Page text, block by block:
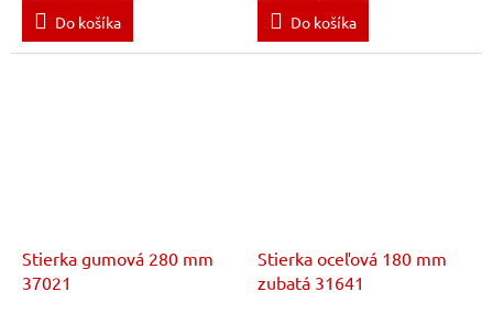
Do košíka
Do košíka
Stierka gumová 280 mm
37021
Stierka oceľová 180 mm
zubatá 31641